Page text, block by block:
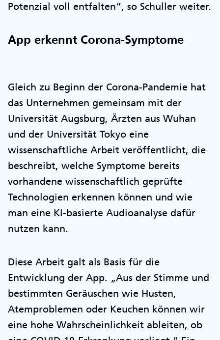
Potenzial voll entfalten“, so Schuller weiter.
App erkennt Corona-Symptome
Gleich zu Beginn der Corona-Pandemie hat
das Unternehmen gemeinsam mit der
Universität Augsburg, Ärzten aus Wuhan
und der Universität Tokyo eine
wissenschaftliche Arbeit veröffentlicht, die
beschreibt, welche Symptome bereits
vorhandene wissenschaftlich geprüfte
Technologien erkennen können und wie
man eine KI-basierte Audioanalyse dafür
nutzen kann.
Diese Arbeit galt als Basis für die
Entwicklung der App. „Aus der Stimme und
bestimmten Geräuschen wie Husten,
Atemproblemen oder Keuchen können wir
eine hohe Wahrscheinlichkeit ableiten, ob